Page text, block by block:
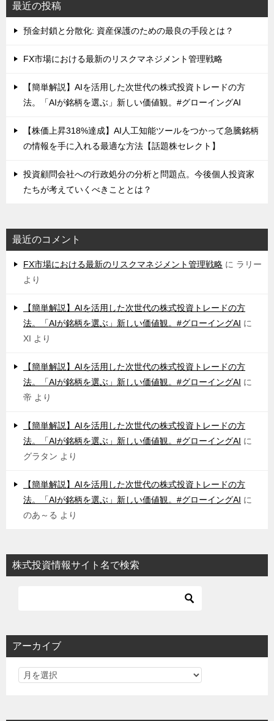
最近の投稿
預金封鎖と分散化: 資産保護のための最良の手段とは？
FX市場における最新のリスクマネジメント管理戦略
【簡単解説】AIを活用した次世代の株式投資トレードの方
法。「AIが銘柄を選ぶ」新しい価値観。#グローイングAI
【株価上昇318%達成】AI人工知能ツールをつかって急騰銘柄
の情報を手に入れる最適な方法【話題株セレクト】
投資顧問会社への行政処分の分析と問題点。今後個人投資家
たちが考えていくべきこととは？
最近のコメント
FX市場における最新のリスクマネジメント管理戦略 に ラリー
より
【簡単解説】AIを活用した次世代の株式投資トレードの方
法。「AIが銘柄を選ぶ」新しい価値観。#グローイングAI に
XI より
【簡単解説】AIを活用した次世代の株式投資トレードの方
法。「AIが銘柄を選ぶ」新しい価値観。#グローイングAI に
帝 より
【簡単解説】AIを活用した次世代の株式投資トレードの方
法。「AIが銘柄を選ぶ」新しい価値観。#グローイングAI に
グラタン より
【簡単解説】AIを活用した次世代の株式投資トレードの方
法。「AIが銘柄を選ぶ」新しい価値観。#グローイングAI に
のあ～る より
株式投資情報サイト名で検索
アーカイブ